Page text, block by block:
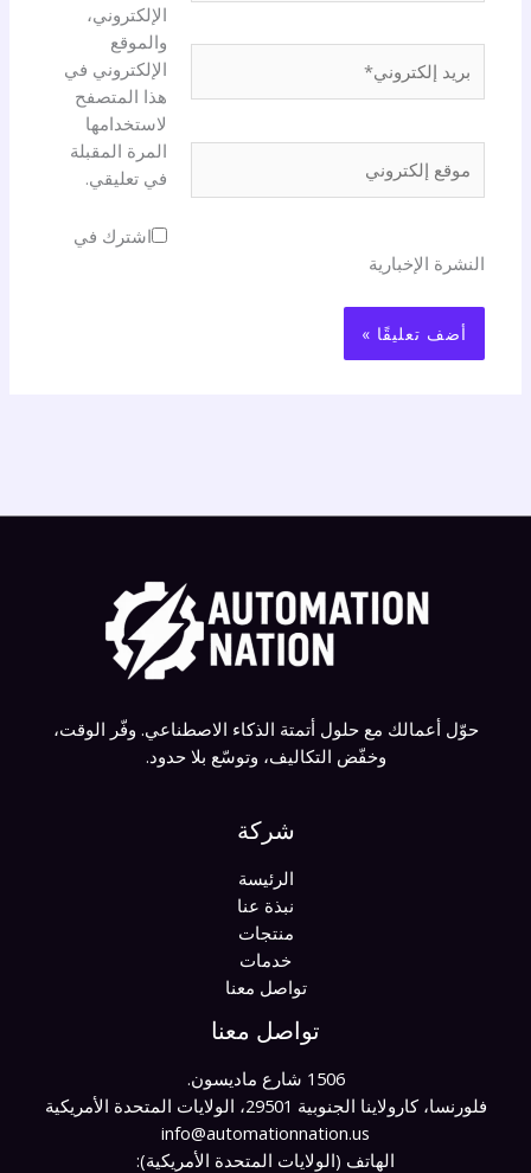
إلكتروني*
إلكتروني
الإلكتروني،
والموقع
الإلكتروني في
هذا المتصفح
لاستخدامها
المرة المقبلة
في تعليقي.
اشترك في
النشرة الإخبارية
حوّل أعمالك مع حلول أتمتة الذكاء الاصطناعي. وفّر الوقت،
وخفّض التكاليف، وتوسّع بلا حدود.
شركة
الرئيسة
نبذة عنا
منتجات
خدمات
تواصل معنا
تواصل معنا
1506 شارع ماديسون.
فلورنسا، كارولاينا الجنوبية 29501، الولايات المتحدة الأمريكية
info@automationnation.us​​
الهاتف (الولايات المتحدة الأمريكية):